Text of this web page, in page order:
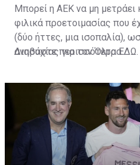
Μπορεί η ΑΕΚ να μη μετράει
φιλικά προετοιμασίας που
(δύο ήττες, μια ισοπαλία),
ανησυχίας για τον Όλτρα.
Διαβάστε περισσότεραΕΔΩ.